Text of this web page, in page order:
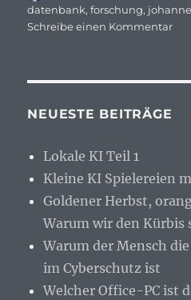
am
datenbank,forschung,
Schreibe einen Kommentarzu
NEUESTE BEITRÄGE
Lokale KI Teil 1
Kleine KI Spielereien
Goldener Herbst,
Warum wir den Kürbis
Warum der Mensch
im Cyberschutz ist
Welcher Office-PC ist